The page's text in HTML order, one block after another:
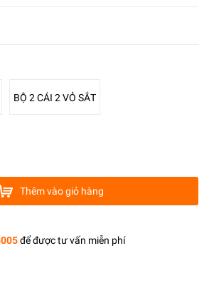
BỘ 2 CÁI 2 VỎ SẮT
Thêm vào giỏ hàng
để được tư vấn miễn phí